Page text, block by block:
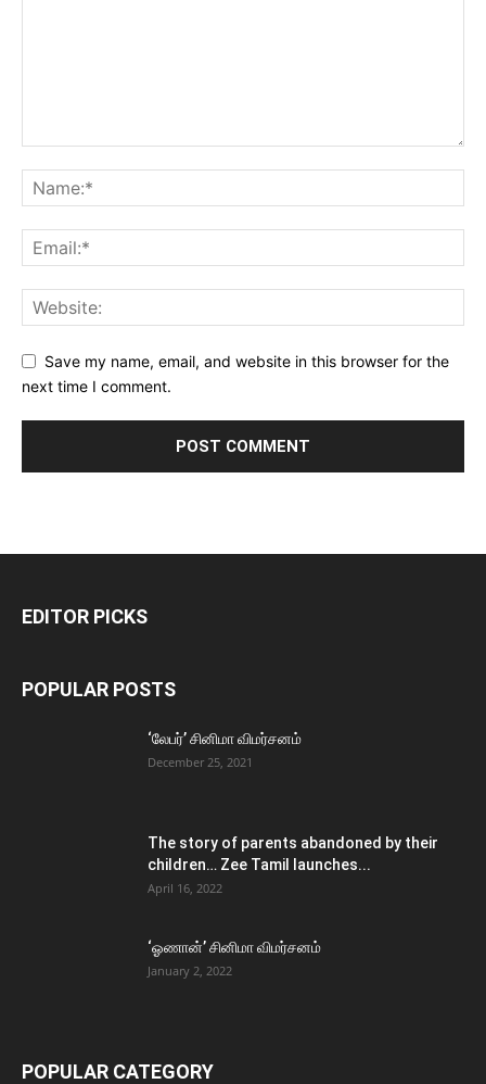
Save my name, email, and website in this browser for the
next time I comment.
EDITOR PICKS
POPULAR POSTS
‘லேபர்’ சினிமா விமர்சனம்
December 25, 2021
The story of parents abandoned by their
children… Zee Tamil launches...
April 16, 2022
‘ஓணான்’ சினிமா விமர்சனம்
January 2, 2022
POPULAR CATEGORY